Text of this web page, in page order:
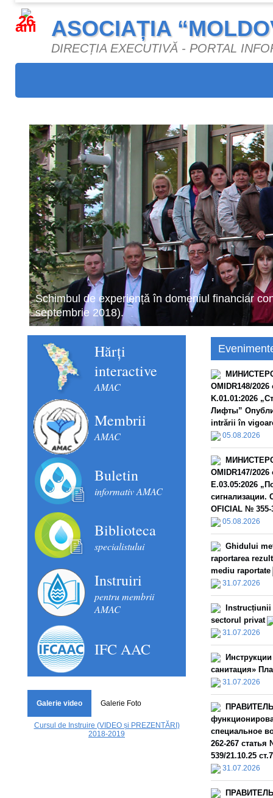
26
ani ASOCIAȚIA
DIRECȚIA EXECUTIVĂ - PORTAL
Schimbul de experiență în domeniul financiar
septembrie 2018).
Hărți
interactive
AMAC
Membrii
AMAC
Buletin
informativ AMAC
Biblioteca
specialistului
Instruiri
pentru membrii
AMAC
IFC AAC
Galerie video Galerie Foto
Cursul de Instruire (VIDEO și PREZENTĂRI)
2018-2019
OMIDR148/
K.01.01:2026
Лифты”
intrării în
05.08.2026
OMIDR147/
E.03.05:2026
сигнализации.
OFICIAL №
05.08.2026
Ghidului
raportarea
mediu raportate
31.07.2026
sectorul privat
31.07.2026
санитация»
31.07.2026
специальное
262-267
539/21.10.25
31.07.2026